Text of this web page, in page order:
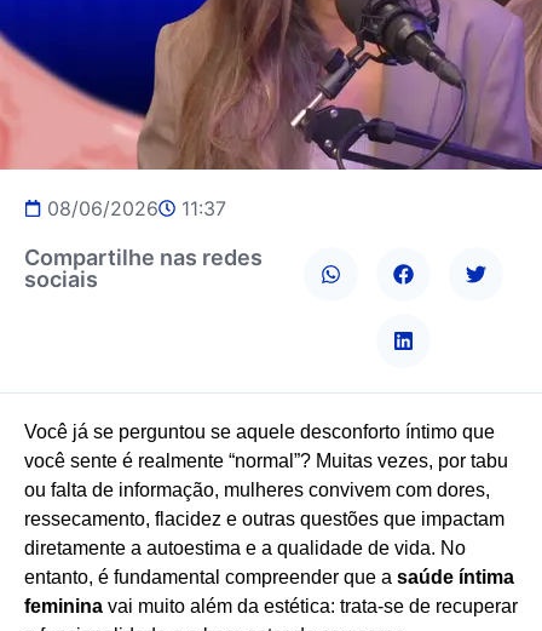
08/06/2026 11:37
Compartilhe nas redes
sociais
Você já se perguntou se aquele desconforto íntimo que
você sente é realmente “normal”? Muitas vezes, por tabu
ou falta de informação, mulheres convivem com dores,
ressecamento, flacidez e outras questões que impactam
diretamente a autoestima e a qualidade de vida. No
entanto, é fundamental compreender que a saúde íntima
feminina vai muito além da estética: trata-se de recuperar